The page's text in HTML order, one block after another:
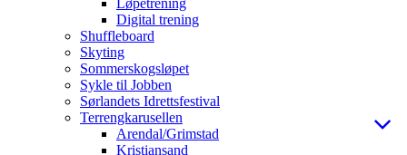
Løpetrening
Digital trening
Shuffleboard
Skyting
Sommerskogsløpet
Sykle til Jobben
Sørlandets Idrettsfestival
Terrengkarusellen
Arendal/Grimstad
Kristiansand